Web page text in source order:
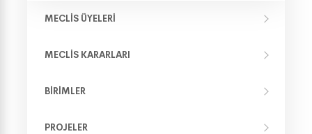
MECLIS ÜYELERI
MECLIS KARARLARI
BIRIMLER
PROJELER